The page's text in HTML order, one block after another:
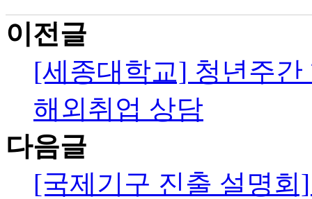
이전글
[세종대학교] 청년주
해외취업 상담
다음글
[국제기구 진출 설명